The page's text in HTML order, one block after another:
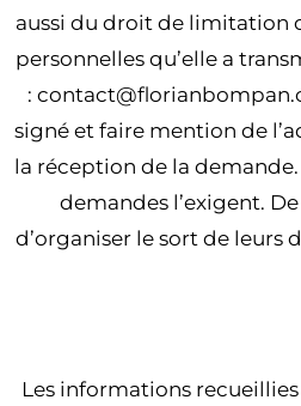
aussi du droit de limitation
personnelles qu’elle a
:
signé et faire mention de
la réception de la
demandes l’exigent.
d’organiser le sort de leurs
Les informations